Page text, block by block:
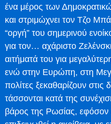
ένα μέρος των
και στριμώχνει τον Τζο
“οργή” του σημερινού
για τον… αχάριστο
αιτήματά του για
ενώ στην Ευρώπη, στη
πολίτες ξεκαθαρίζουν στις
τάσσονται κατά της
βάρος της Ρωσίας, εφόσον